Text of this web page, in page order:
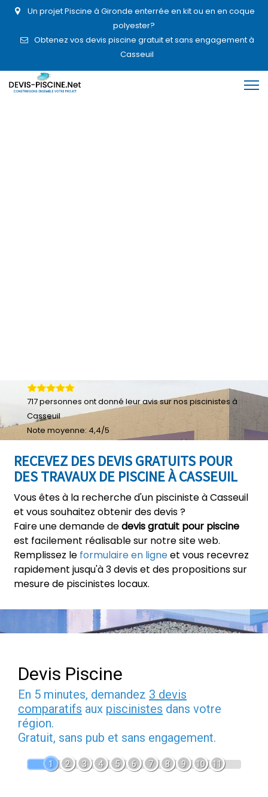
Un projet Piscine à Gironde enterrée en kit ou en en coque
polyester?
Obtenez vos devis piscine gratuit et sans engagement à
Casseuil
RECEVEZ DES DEVIS GRATUITS POUR
DES TRAVAUX DE PISCINE À CASSEUIL
Vous êtes à la recherche d'un pisciniste à Casseuil
et vous souhaitez obtenir des devis ?
Faire une demande dedevis gratuit pour piscine
est facilement réalisable sur notre site web.
Remplissez le formulaire en ligneet vous recevrez
rapidement jusqu'à 3 devis et des propositions sur
mesure de piscinistes locaux.
717personnes ont donné leuravis sur nos piscinistes à
Casseuil
Note moyenne: 4,4/5
Devis Piscine
En 5 minutes, demandez 3 devis
comparatifs aux piscinistes dans votre
région.
Gratuit, sans pub et sans engagement.
1 2 3 4 5 6 7 8 9 10 11